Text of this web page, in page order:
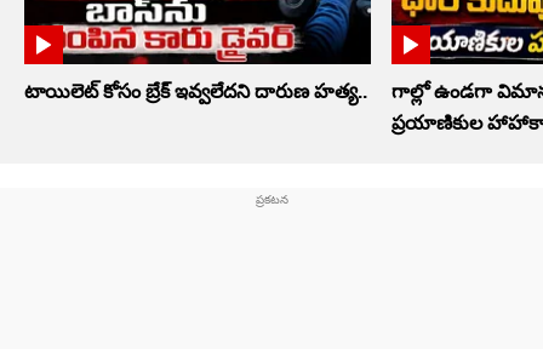
టాయిలెట్‌ కోసం బ్రేక్‌ ఇవ్వలేదని దారుణ హత్య..
గాల్లో ఉండగా
ప్రయాణికుల